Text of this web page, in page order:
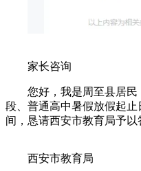
家长咨询
您好，我是周至县居民
段、普通高中暑假放假起
间，恳请西安市教育局予以
西安市教育局